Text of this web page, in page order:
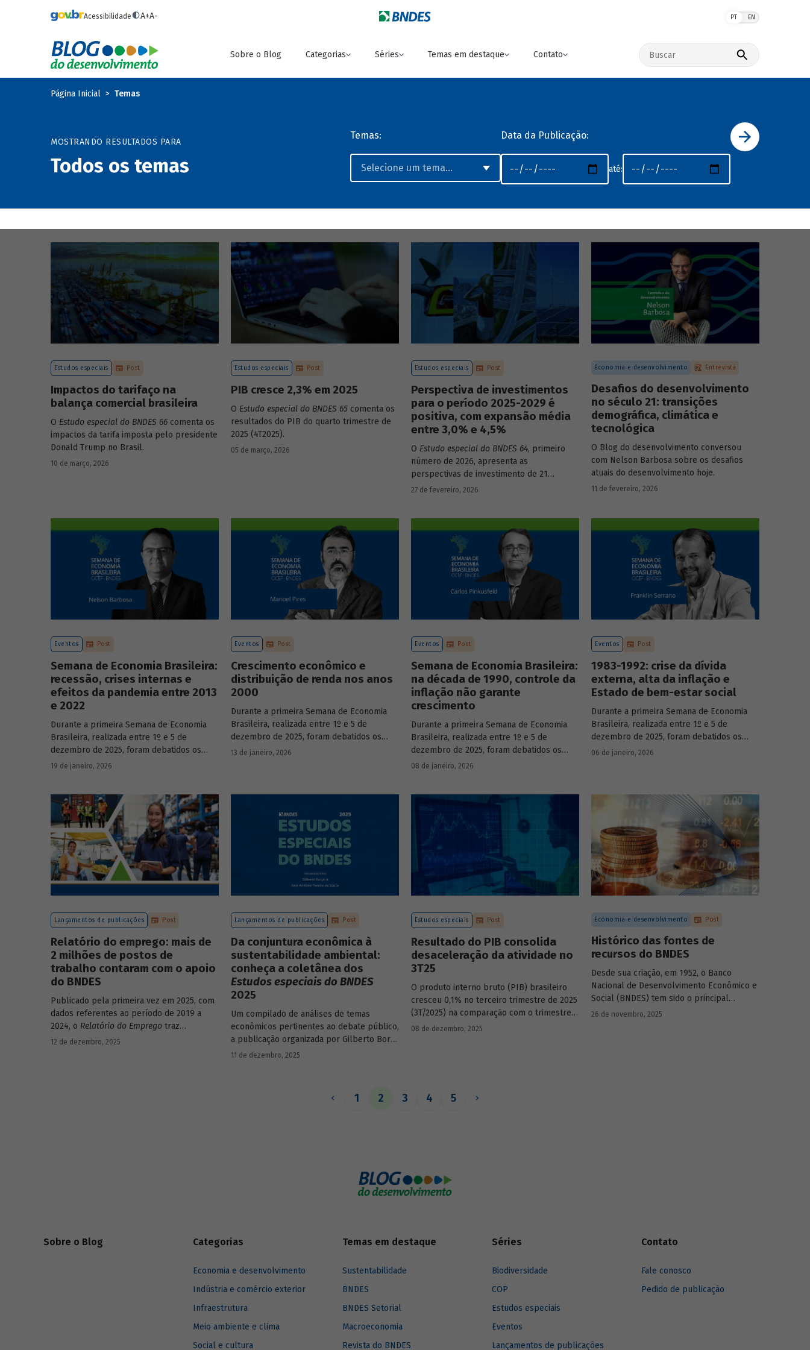
Acessibilidade A+A- PT EN
Sobre o Blog Categorias Séries Temas em destaque Contato
Buscar no site
Página Inicial Temas
MOSTRANDO RESULTADOS PARA
Todos os temas
Temas: Data da Publicação:
até:
Estudos especiais Post
Impactos do tarifaço na
balança comercial brasileira
O Estudo especial do BNDES 66 comenta os
impactos da tarifa imposta pelo presidente
Donald Trump no Brasil.
10 de março, 2026
Estudos especiais Post
PIB cresce 2,3% em 2025
O Estudo especial do BNDES 65 comenta os
resultados do PIB do quarto trimestre de
2025 (4T2025).
05 de março, 2026
Estudos especiais Post
Perspectiva de investimentos
para o período 2025-2029 é
positiva, com expansão média
entre 3,0% e 4,5%
O Estudo especial do BNDES 64, primeiro
número de 2026, apresenta as
perspectivas de investimento de 21
setores da economia brasileira para o
27 de fevereiro, 2026
Economia e desenvolvimento Entrevista
Desafios do desenvolvimento
no século 21: transições
demográfica, climática e
tecnológica
O Blog do desenvolvimento conversou
com Nelson Barbosa sobre os desafios
atuais do desenvolvimento hoje.
11 de fevereiro, 2026
Eventos Post
Semana de Economia Brasileira:
recessão, crises internas e
efeitos da pandemia entre 2013
e 2022
Durante a primeira Semana de Economia
Brasileira, realizada entre 1º e 5 de
dezembro de 2025, foram debatidos os
principais temas que marcaram a economia
renomados.
19 de janeiro, 2026
Eventos Post
Crescimento econômico e
distribuição de renda nos anos
2000
Durante a primeira Semana de Economia
Brasileira, realizada entre 1º e 5 de
dezembro de 2025, foram debatidos os
principais temas que marcaram a economia
13 de janeiro, 2026
Eventos Post
Semana de Economia Brasileira:
na década de 1990, controle da
inflação não garante
crescimento
Durante a primeira Semana de Economia
Brasileira, realizada entre 1º e 5 de
dezembro de 2025, foram debatidos os
principais temas que marcaram a economia
renomados.
08 de janeiro, 2026
Eventos Post
1983-1992: crise da dívida
externa, alta da inflação e
Estado de bem-estar social
Durante a primeira Semana de Economia
Brasileira, realizada entre 1º e 5 de
dezembro de 2025, foram debatidos os
principais temas que marcaram a economia
06 de janeiro, 2026
Lançamentos de publicações Post
Relatório do emprego: mais de
2 milhões de postos de
trabalho contaram com o apoio
do BNDES
Publicado pela primeira vez em 2025, com
dados referentes ao período de 2019 a
2024, o Relatório do Emprego traz
resultados relativos às contribuições da
12 de dezembro, 2025
Lançamentos de publicações Post
Da conjuntura econômica à
sustentabilidade ambiental:
conheça a coletânea dos
Estudos especiais do BNDES
2025
Um compilado de análises de temas
econômicos pertinentes ao debate público,
a publicação organizada por Gilberto Borça
e José Antônio Pereira de Souza,
11 de dezembro, 2025
Estudos especiais Post
Resultado do PIB consolida
desaceleração da atividade no
3T25
O produto interno bruto (PIB) brasileiro
cresceu 0,1% no terceiro trimestre de 2025
(3T/2025) na comparação com o trimestre
imediatamente anterior, na série ajustada
08 de dezembro, 2025
Economia e desenvolvimento Post
Histórico das fontes de
recursos do BNDES
Desde sua criação, em 1952, o Banco
Nacional de Desenvolvimento Econômico e
Social (BNDES) tem sido o principal
financiador do desenvolvimento brasileiro,
26 de novembro, 2025
1 2 3 4 5
Sobre o Blog Categorias
Economia e desenvolvimento
Indústria e comércio exterior
Infraestrutura
Meio ambiente e clima
Social e cultura
Temas em destaque
Sustentabilidade
BNDES
BNDES Setorial
Macroeconomia
Revista do BNDES
Séries
Biodiversidade
COP
Estudos especiais
Eventos
Lançamentos de publicações
Contato
Fale conosco
Pedido de publicação